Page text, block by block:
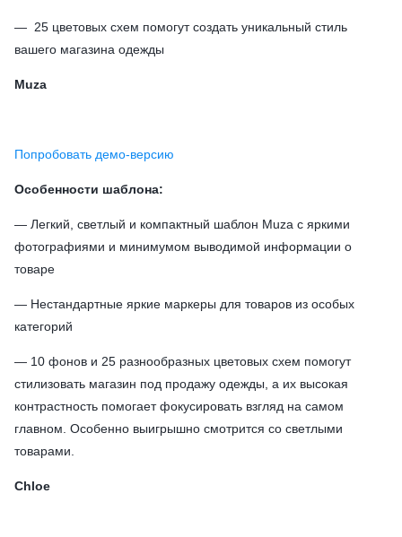
— 25 цветовых схем помогут создать уникальный стиль
вашего магазина одежды
Muza
Попробовать демо-версию
Особенности шаблона:
— Легкий, светлый и компактный шаблон Muza с яркими
фотографиями и минимумом выводимой информации о
товаре
— Нестандартные яркие маркеры для товаров из особых
категорий
— 10 фонов и 25 разнообразных цветовых схем помогут
стилизовать магазин под продажу одежды, а их высокая
контрастность помогает фокусировать взгляд на самом
главном. Особенно выигрышно смотрится со светлыми
товарами.
Chloe